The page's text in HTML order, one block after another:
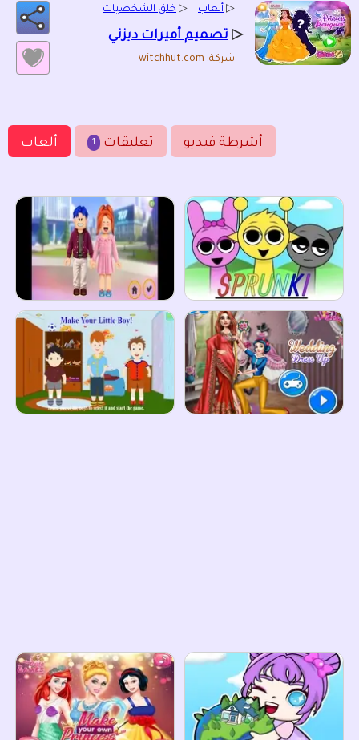
▷ ألعاب ▷ خلق الشخصيات
▷ تصميم أميرات ديزني
شركة: witchhut.com
ألعاب 1 تعليقات أشرطة فيديو